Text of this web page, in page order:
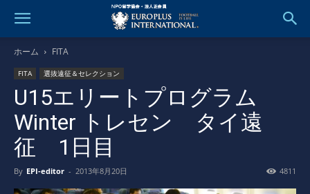
ホーム FITA
FITA 選抜遠征＆セレクション
U15エリートプログラム
Winter トレセン タイ遠
征 1日目
By EPI-editor - 2013年8月20日 4811